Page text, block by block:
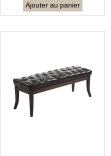
Ajouter au panier